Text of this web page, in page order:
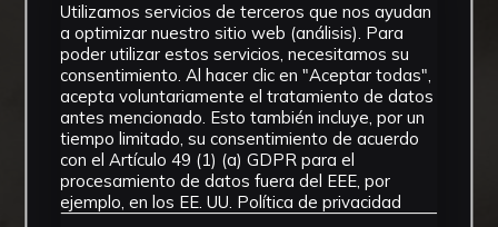
Utilizamos servicios de terceros que nos ayudan
a optimizar nuestro sitio web (análisis). Para
poder utilizar estos servicios, necesitamos su
consentimiento. Al hacer clic en "Aceptar todas",
acepta voluntariamente el tratamiento de datos
antes mencionado. Esto también incluye, por un
tiempo limitado, su consentimiento de acuerdo
con el Artículo 49 (1) (a) GDPR para el
procesamiento de datos fuera del EEE, por
ejemplo, en los EE. UU. Política de privacidad